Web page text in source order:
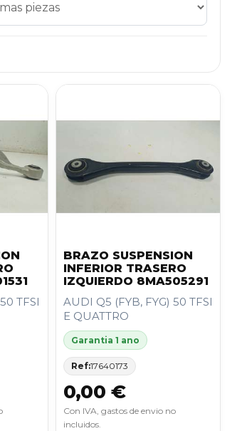
TFSI
BRAZO SUSPENSION
INFERIOR TRASERO
IZQUIERDO 8MA505291
AUDI Q5 (FYB, FYG) 50 TFSI
E QUATTRO
Garantia 1 ano
Ref:17640173
0,00 €
Con IVA, gastos de envio no
incluidos.